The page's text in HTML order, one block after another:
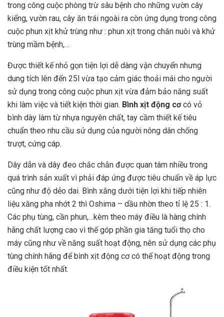
trong công cuộc phòng trừ sâu bệnh cho những vườn cây
kiểng, vườn rau, cây ăn trái ngoài ra còn ứng dụng trong công
cuộc phun xịt khử trùng như : phun xịt trong chăn nuôi và khử
trùng mầm bệnh,…
Được thiết kế nhỏ gọn tiện lợi dễ dàng vận chuyển nhưng
dung tích lên đến 25l vừa tạo cảm giác thoải mái cho người
sử dụng trong công cuộc phun xịt vừa đảm bảo năng suất
khi làm việc và tiết kiện thời gian. Bình xịt động cơcó vỏ
bình dày làm từ nhựa nguyên chất, tay cầm thiết kế tiêu
chuẩn theo nhu cầu sử dụng của người nông dân chống
trượt, cứng cáp.
Dây dẫn và dây đeo chắc chắn được quan tâm nhiều trong
quá trình sản xuất vì phải đáp ứng được tiêu chuẩn về áp lực
cũng như độ dẻo dai. Bình xăng dưới tiện lợi khi tiếp nhiên
liệu xăng pha nhớt 2 thì Oshima – dầu nhờn theo tỉ lệ 25 : 1.
Các phụ tùng, cần phun,…kèm theo máy điều là hàng chính
hãng chất lượng cao vì thế góp phần gia tăng tuổi thọ cho
máy cũng như về năng suất hoạt động, nên sử dụng các phụ
tùng chính hãng để bình xịt động cơ có thể hoạt động trong
điều kiện tốt nhất.